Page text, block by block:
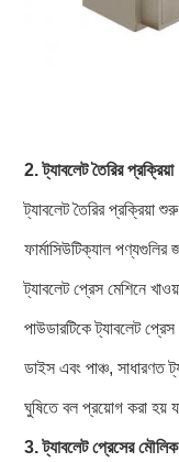
2.ট্যাবলেট তৈরির প্রক্রিয়া
ট্যাবলেট তৈরির প্রক্রিয়া
ফার্মাসিউটিক্যাল
ট্যাবলেট প্রেস মেশিনে
পাউডারটিকে ট্যাবলেট
ডাইস এবং পাঞ্চ, সাধারণত
ঘুষিতে বল প্রয়োগ করা হয়
3.ট্যাবলেট প্রেসের